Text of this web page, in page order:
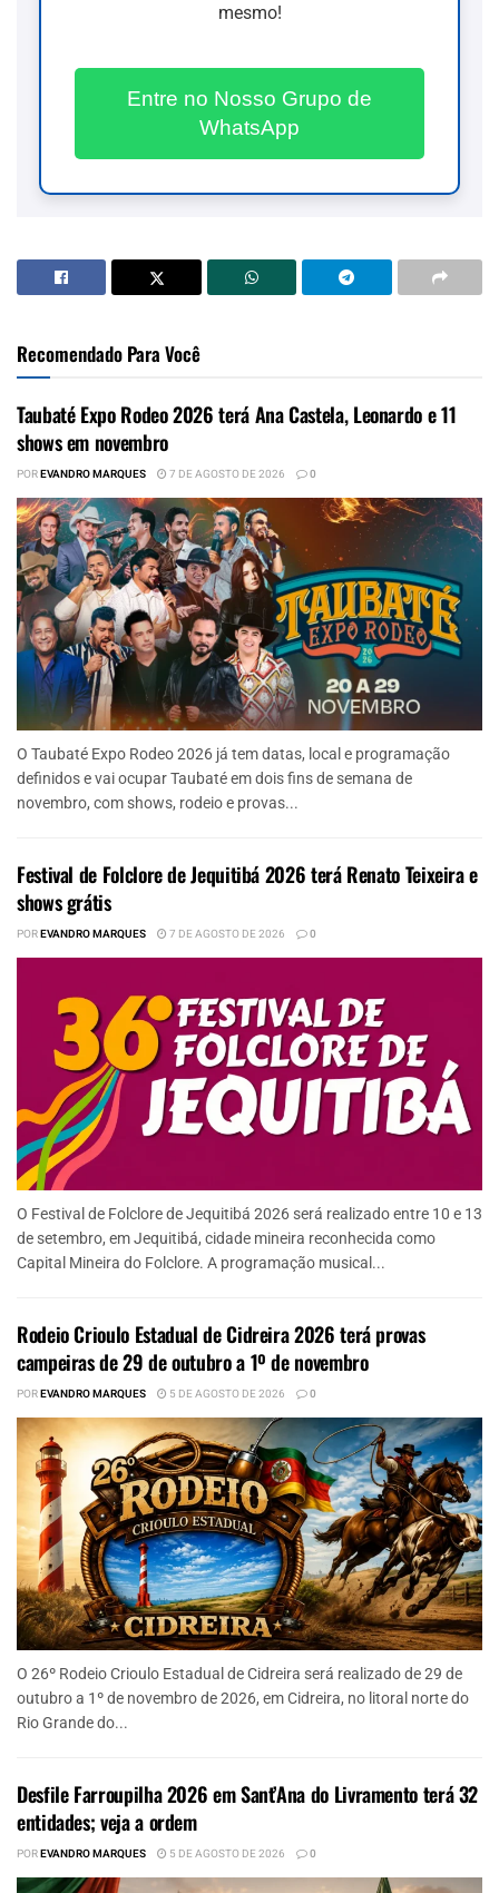
mesmo!
Entre no Nosso Grupo de
WhatsApp
Recomendado Para Você
Taubaté Expo Rodeo 2026 terá Ana Castela, Leonardo e 11
shows em novembro
POREVANDRO MARQUES 7 DE AGOSTO DE 2026 0
O Taubaté Expo Rodeo 2026 já tem datas, local e programação
definidos e vai ocupar Taubaté em dois fins de semana de
novembro, com shows, rodeio e provas...
Festival de Folclore de Jequitibá 2026 terá Renato Teixeira e
shows grátis
POREVANDRO MARQUES 7 DE AGOSTO DE 2026 0
O Festival de Folclore de Jequitibá 2026 será realizado entre 10 e 13
de setembro, em Jequitibá, cidade mineira reconhecida como
Capital Mineira do Folclore. A programação musical...
Rodeio Crioulo Estadual de Cidreira 2026 terá provas
campeiras de 29 de outubro a 1º de novembro
POREVANDRO MARQUES 5 DE AGOSTO DE 2026 0
O 26º Rodeio Crioulo Estadual de Cidreira será realizado de 29 de
outubro a 1º de novembro de 2026, em Cidreira, no litoral norte do
Rio Grande do...
Desfile Farroupilha 2026 em Sant’Ana do Livramento terá 32
entidades; veja a ordem
POREVANDRO MARQUES 5 DE AGOSTO DE 2026 0